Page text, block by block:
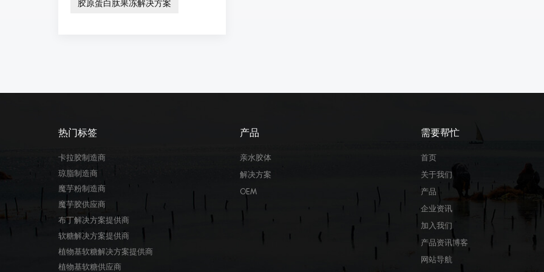
胶原蛋白肽果冻解决方案
热门标签
卡拉胶制造商
琼脂制造商
魔芋粉制造商
魔芋胶供应商
布丁解决方案提供商
软糖解决方案提供商
植物基软糖解决方案提供商
植物基软糖供应商
产品
亲水胶体
解决方案
OEM
需要帮忙
首页
关于我们
产品
企业资讯
加入我们
产品资讯博客
网站导航